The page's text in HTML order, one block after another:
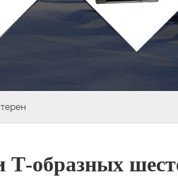
Т-образных